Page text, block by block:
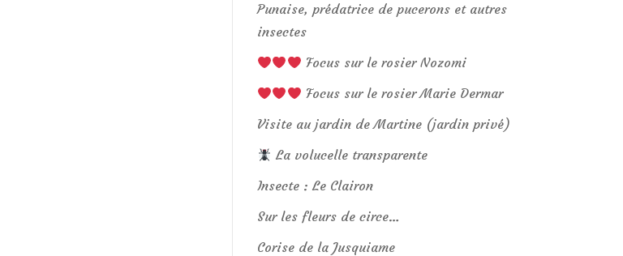
Punaise, prédatrice de pucerons et autres
insectes
Focus sur le rosier Nozomi
Focus sur le rosier Marie Dermar
Visite au jardin de Martine (jardin privé)
La volucelle transparente
Insecte : Le Clairon
Sur les fleurs de circe…
Corise de la Jusquiame